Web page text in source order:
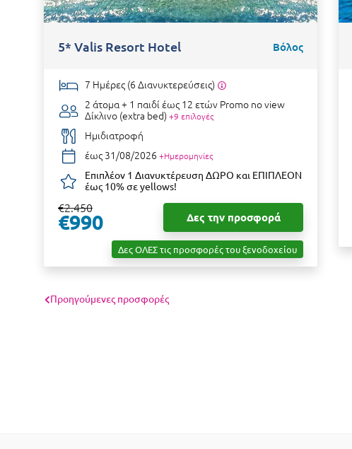
5* Valis Resort Hotel Βόλος
7 Ημέρες (6 Διανυκτερεύσεις)
2 άτομα + 1 παιδί έως 12 ετών Promo no view
Δίκλινο (extra bed)+9 επιλογές
Ημιδιατροφή
έως 31/08/2026 +Ημερομηνίες
Επιπλέον 1 Διανυκτέρευση ΔΩΡΟ και ΕΠΙΠΛΕΟΝ
έως 10% σε yellows!
€2.450
€990 Δες την προσφορά
Δες ΟΛΕΣ τις προσφορές του ξενοδοχείου
Προηγούμενες προσφορές